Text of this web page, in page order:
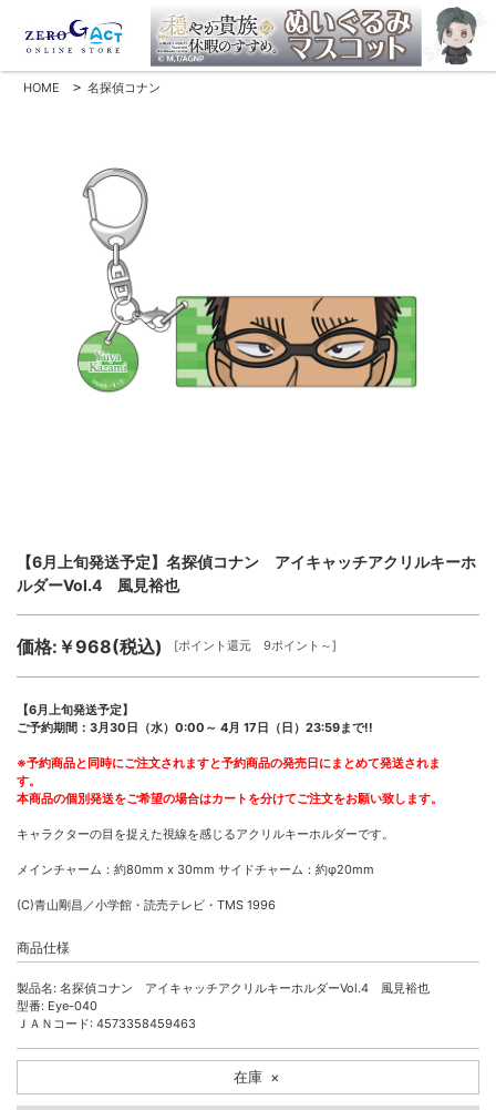
HOME > 名探偵コナン
【6月上旬発送予定】名探偵コナン アイキャッチアクリルキーホ
ルダーVol.4 風見裕也
価格:￥968(税込) [ポイント還元 9ポイント～]
【6月上旬発送予定】
ご予約期間：3月30日（水）0:00～ 4月 17日（日）23:59まで!!
※予約商品と同時にご注文されますと予約商品の発売日にまとめて発送されま
す。
本商品の個別発送をご希望の場合はカートを分けてご注文をお願い致します。
キャラクターの目を捉えた視線を感じるアクリルキーホルダーです。
メインチャーム：約80mm x 30mm サイドチャーム：約φ20mm
(C)青山剛昌／小学館・読売テレビ・TMS 1996
商品仕様
製品名: 名探偵コナン アイキャッチアクリルキーホルダーVol.4 風見裕也
型番: Eye-040
ＪＡＮコード: 4573358459463
在庫 ×